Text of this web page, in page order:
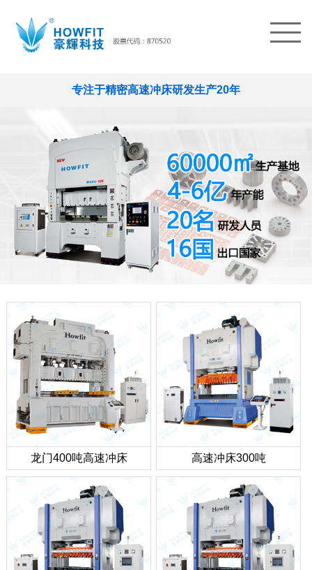
专注于精密高速冲床研发生产20年
龙门400吨高速冲床 高速冲床300吨